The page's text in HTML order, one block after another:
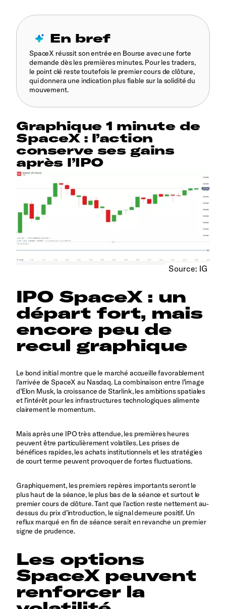
En bref
SpaceX réussit son entrée en Bourse avec une forte
demande dès les premières minutes. Pour les traders,
le point clé reste toutefois le premier cours de clôture,
qui donnera une indication plus fiable sur la solidité du
mouvement.
Graphique 1 minute de
SpaceX : l’action
conserve ses gains
après l’IPO
Source: IG
IPO SpaceX : un
départ fort, mais
encore peu de
recul graphique
Le bond initial montre que le marché accueille favorablement
l’arrivée de SpaceX au Nasdaq. La combinaison entre l’image
d’Elon Musk, la croissance de Starlink, les ambitions spatiales
et l’intérêt pour les infrastructures technologiques alimente
clairement le momentum.
Mais après une IPO très attendue, les premières heures
peuvent être particulièrement volatiles. Les prises de
bénéfices rapides, les achats institutionnels et les stratégies
de court terme peuvent provoquer de fortes fluctuations.
Graphiquement, les premiers repères importants seront le
plus haut de la séance, le plus bas de la séance et surtout le
premier cours de clôture. Tant que l’action reste nettement au-
dessus du prix d’introduction, le signal demeure positif. Un
reflux marqué en fin de séance serait en revanche un premier
signe de prudence.
Les options
SpaceX peuvent
renforcer la